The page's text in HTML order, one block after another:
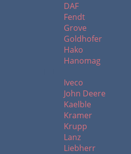
DAF
Fendt
Grove
Goldhofer
Hako
Hanomag
Iveco
John Deere
Kaelble
Kramer
Krupp
Lanz
Liebherr